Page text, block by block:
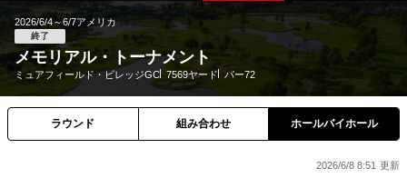
2026/6/4～6/7アメリカ
終了
メモリアル・トーナメント
ミュアフィールド・ビレッジGC 7569ヤード パー72
ラウンド 組み合わせ ホールバイホール
2026/6/8 8:51